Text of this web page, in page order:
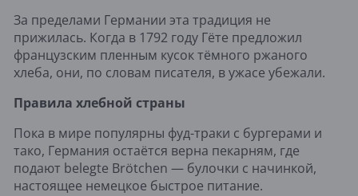
За пределами Германии эта традиция не
прижилась. Когда в 1792 году Гёте предложил
французским пленным кусок тёмного ржаного
хлеба, они, по словам писателя, в ужасе убежали.
Правила хлебной страны
Пока в мире популярны фуд-траки с бургерами и
тако, Германия остаётся верна пекарням, где
подают belegte Brötchen — булочки с начинкой,
настоящее немецкое быстрое питание.